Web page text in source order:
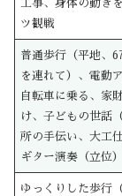
工事、身体の動き
ツ観戦
普通歩行（平地、
を連れて）、電動
自転車に乗る、家
け、子どもの世話
所の手伝い、大工
ギター演奏（立位）
ゆっくりした歩行